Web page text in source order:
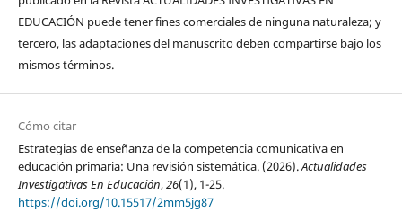
EDUCACIÓN puede tener fines comerciales de ninguna naturaleza; y
tercero, las adaptaciones del manuscrito deben compartirse bajo los
mismos términos.
Cómo citar
Estrategias de enseñanza de la competencia comunicativa en
educación primaria: Una revisión sistemática. (2026).Actualidades
Investigativas En Educación,26(1), 1-25.
https://doi.org/10.15517/2mm5jg87